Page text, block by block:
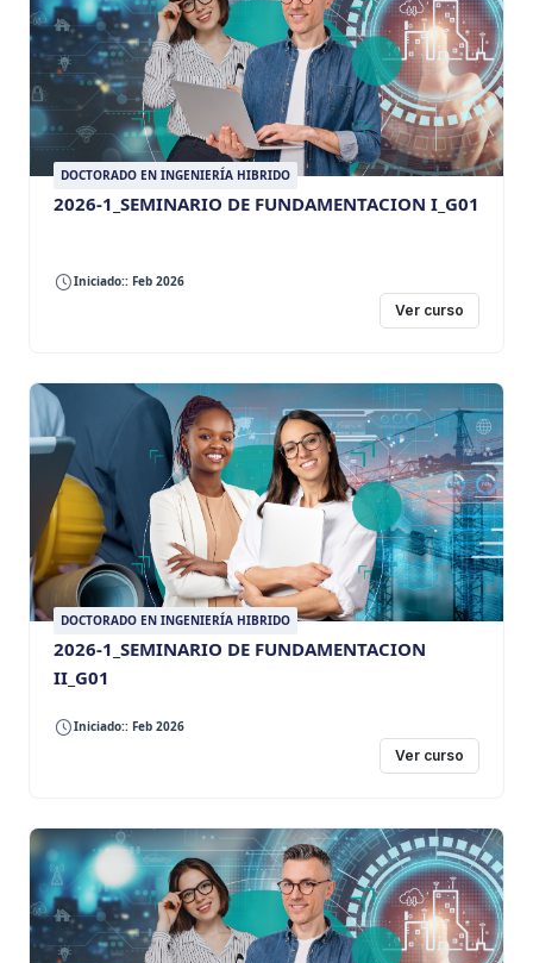
DOCTORADO EN INGENIERÍA HIBRIDO
2026-1_SEMINARIO DE FUNDAMENTACION I_G01
Iniciado:: Feb 2026
Ver curso
DOCTORADO EN INGENIERÍA HIBRIDO
2026-1_SEMINARIO DE FUNDAMENTACION
II_G01
Iniciado:: Feb 2026
Ver curso